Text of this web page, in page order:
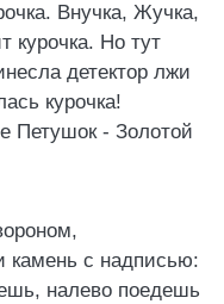
Внучка, Жучка,
Hо тут
детектор лжи
курочка!
Петушок - Золотой
камень с надписью:
налево поедешь